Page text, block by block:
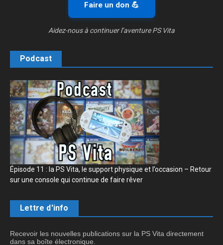
Faire un don 💪
Aidez-nous à continuer l’aventure PS Vita
Podcast
Épisode 11 : la PS Vita, le support physique et l’occasion – Retour
sur une console qui continue de faire rêver
Lettre d'info
Recevoir les nouvelles publications sur la PS Vita directement
dans sa boîte électronique.